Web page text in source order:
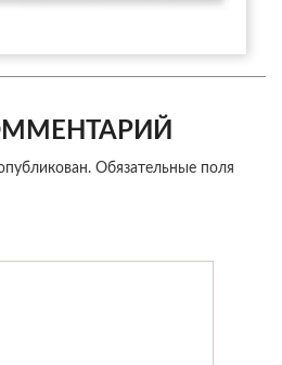
Обязательные поля